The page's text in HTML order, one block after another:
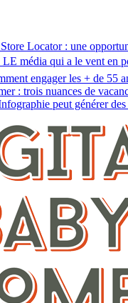
Locator : une
média qui a le vent en
engager les + de 55
: trois nuances de
peut générer des